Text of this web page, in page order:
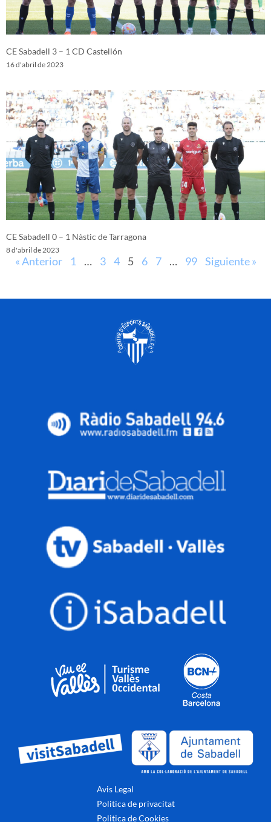
CE Sabadell 3 – 1 CD Castellón
16 d'abril de 2023
CE Sabadell 0 – 1 Nàstic de Tarragona
8 d'abril de 2023
« Anterior 1 … 3 4 5 6 7 … 99 Siguiente »
Avis Legal
Politica de privacitat
Politica de Cookies